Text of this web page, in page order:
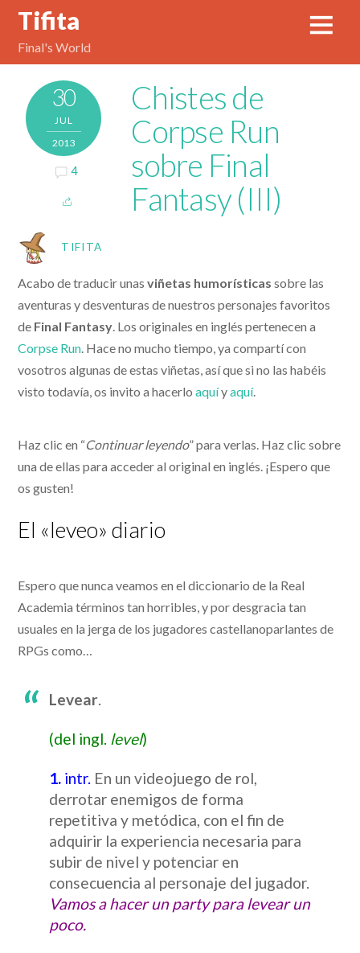
Tifita
Final's World
30
JUL
2013
4
Chistes de
Corpse Run
sobre Final
Fantasy (III)
TIFITA
Acabo de traducir unasviñetas humorísticas sobre las
aventuras y desventuras de nuestros personajes favoritos
de Final Fantasy. Los originales en inglés pertenecen a
Corpse Run. Hace no mucho tiempo, ya compartí con
vosotros algunas de estas viñetas, así que si no las habéis
visto todavía, os invito a hacerloaquíyaquí.
Haz clic en “Continuar leyendo” para verlas. Haz clic sobre
una de ellas para acceder al original en inglés. ¡Espero que
os gusten!
El «leveo» diario
Espero que nunca veamos en el diccionario de la Real
Academia términos tan horribles, y por desgracia tan
usuales en la jerga de los jugadores castellanoparlantes de
RPGs como…
Levear.
(del ingl. level)
1. intr.En un videojuego de rol,
derrotar enemigos de forma
repetitiva y metódica, con el fin de
adquirir la experiencia necesaria para
subir de nivel y potenciar en
consecuencia al personaje del jugador.
Vamos a hacer un party para levear un
poco.